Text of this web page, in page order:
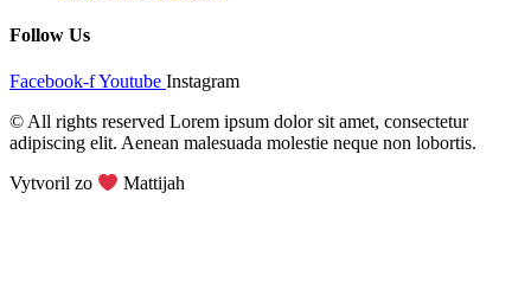
Follow Us
Facebook-fYoutube Instagram
© All rights reserved Lorem ipsum dolor sit amet, consectetur
adipiscing elit. Aenean malesuada molestie neque non lobortis.
Vytvoril zo Mattijah